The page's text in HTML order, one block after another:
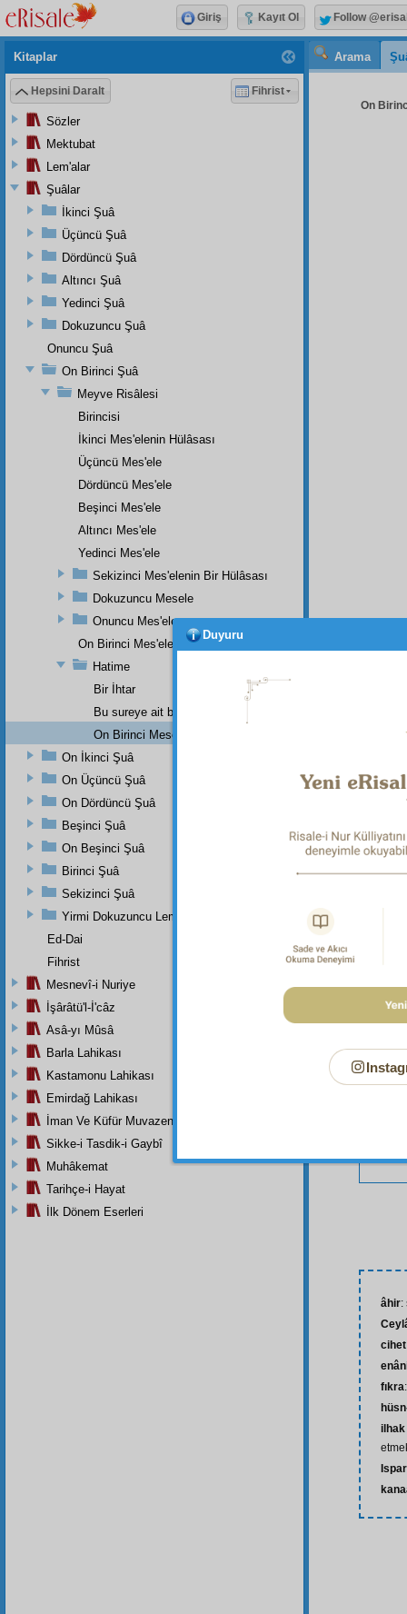
Arama
On
âhir:
cihet
fıkra
Kitaplar
Hepsini Daralt Fihrist
Sözler
Mektubat
Lem'alar
Şuâlar
İkinci Şuâ
Üçüncü Şuâ
Dördüncü Şuâ
Altıncı Şuâ
Yedinci Şuâ
Dokuzuncu Şuâ
Onuncu Şuâ
On Birinci Şuâ
Meyve Risâlesi
Birincisi
İkinci Mes'elenin Hülâsası
Üçüncü Mes'ele
Dördüncü Mes'ele
Beşinci Mes'ele
Altıncı Mes'ele
Yedinci Mes'ele
Sekizinci Mes'elenin Bir Hülâsası
Dokuzuncu Mesele
Onuncu Mes'ele
On Birinci Mes'ele
Hatime
Bir İhtar
Bu sureye ait bir nükte-i i'câziyenin haşiyesidir
On Birinci Meselenin haşiyesinin bir lâhikasıdır.
On İkinci Şuâ
On Üçüncü Şuâ
On Dördüncü Şuâ
Beşinci Şuâ
On Beşinci Şuâ
Birinci Şuâ
Sekizinci Şuâ
Yirmi Dokuzuncu Lem'adan İkinci Bab
Ed-Dai
Fihrist
Mesnevî-i Nuriye
İşârâtü'l-İ'câz
Asâ-yı Mûsâ
Barla Lahikası
Kastamonu Lahikası
Emirdağ Lahikası
İman Ve Küfür Muvazeneleri
Sikke-i Tasdik-i Gaybî
Muhâkemat
Tarihçe-i Hayat
İlk Dönem Eserleri
Giriş Kayıt Ol Follow
Duyuru